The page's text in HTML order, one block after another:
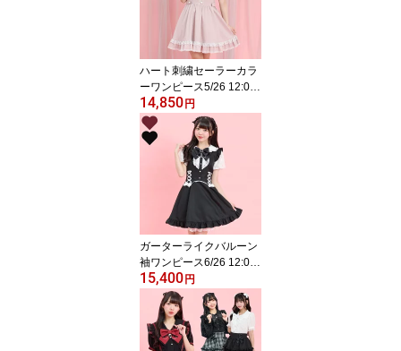
ベンダー 黒 ブラック
ハート刺繍セーラーカラ
ーワンピース5/26 12:00
販売スタートsecrethone
y シークレットハニ
ー シーハニ 量産型
地雷系 かわいい 双子
コーデ 参戦服 レディ
ース ガーリー ワン
ピ 半袖 ピンク 黒
ブラック
14,850円
ガーターライクバルーン
袖ワンピース6/26 12:00
販売スタートsecrethone
y シークレットハニ
ー シーハニ 量産型
地雷系 参戦服 レディ
ース ワンピ 可愛い
15,400円